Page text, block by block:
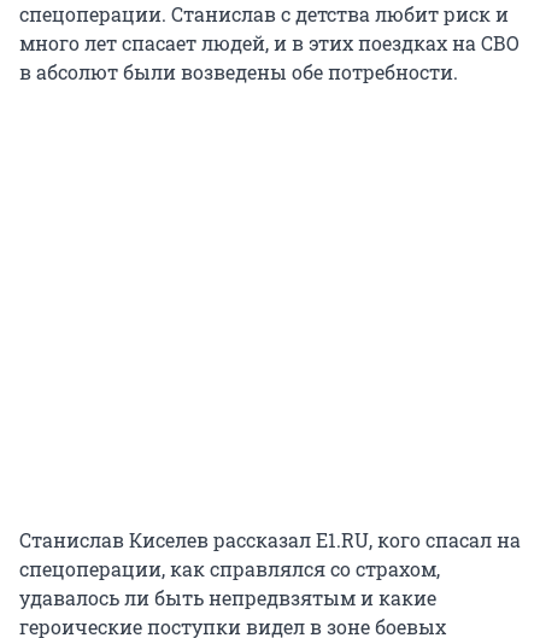
спецоперации. Станислав с детства любит риск и
много лет спасает людей, и в этих поездках на СВО
в абсолют были возведены обе потребности.
Станислав Киселев рассказал E1.RU, кого спасал на
спецоперации, как справлялся со страхом,
удавалось ли быть непредвзятым и какие
героические поступки видел в зоне боевых